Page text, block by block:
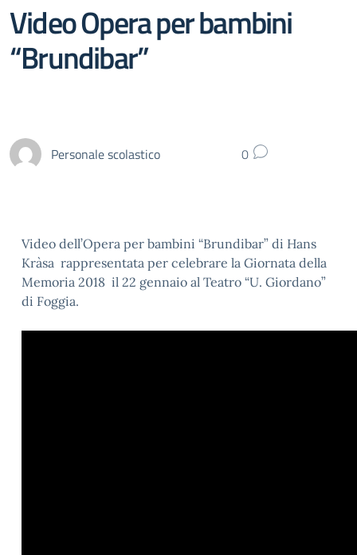
Video Opera per bambini
“Brundibar”
Personale scolastico 0
Video dell’Opera per bambini “Brundibar” di Hans
Kràsa rappresentata per celebrare la Giornata della
Memoria 2018 il 22 gennaio al Teatro “U. Giordano”
di Foggia.